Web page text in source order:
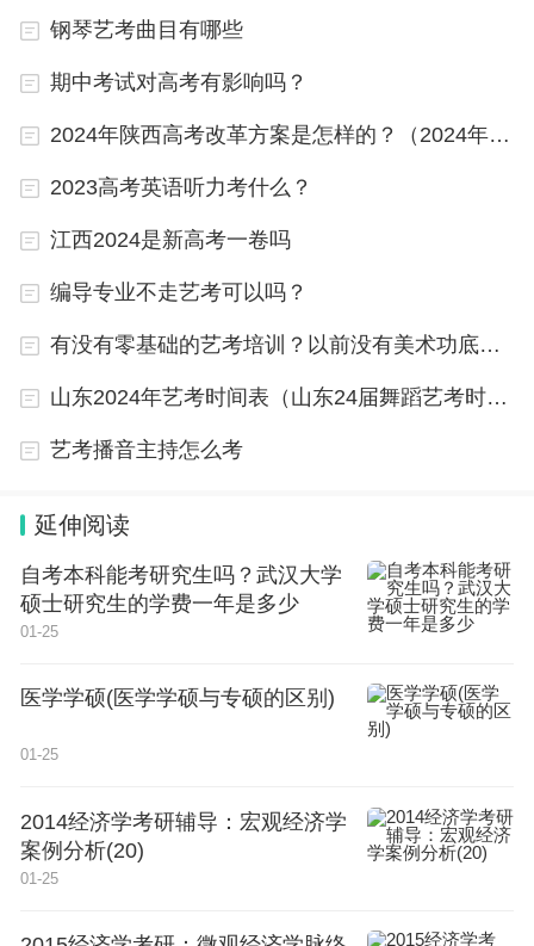
还有就是爱丁堡的课程紧凑，课程量大，就这个学校
是真的学术风，和兰卡斯特这种学校一样的。一大堆
课程，作业和考试又比较难。虽然，教授不针对中国
爱。
年四季大约在冬季。苏格兰更是阴雨连绵，湿冷，少
阳光，冬令时的时候下午4点就天黑，街上人影都
没。留学生好孤独好心累的。心理问题也是问题啊。
多中国学生，你入读前和入读后是两副面孔的。入读
前，颤抖吧，爱丁堡，本大爷要降临了。入读后，请
宽恕我吧，是我飘了。
布里斯托这个学校申请前很多学生都很欢喜的，毕竟
第一个offer往往就是布里斯托给的。
外加这个学校这几年qs排名等等方面也趋向于稳
钢琴艺考曲目有哪些
期中考试对高考有影响吗？
2024年陕西高考改革方案是怎样的？（2024年新高考赋分表）
2023高考英语听力考什么？
江西2024是新高考一卷吗
编导专业不走艺考可以吗？
有没有零基础的艺考培训？以前没有美术功底、现在想考美术生，要学习多久才能通过
山东2024年艺考时间表（山东24届舞蹈艺考时间）
艺考播音主持怎么考
延伸阅读
自考本科能考研究生吗？武汉大学
硕士研究生的学费一年是多少
01-25
医学学硕(医学学硕与专硕的区别)
01-25
2014经济学考研辅导：宏观经济学
案例分析(20)
01-25